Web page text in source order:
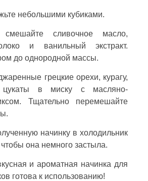
небольшими кубиками.
сливочное масло,
и ванильный экстракт.
до однородной массы.
грецкие орехи, курагу,
цукаты в миску с масляно-
Тщательно перемешайте
начинку в холодильник
она немного застыла.
и ароматная начинка для
готова к использованию!